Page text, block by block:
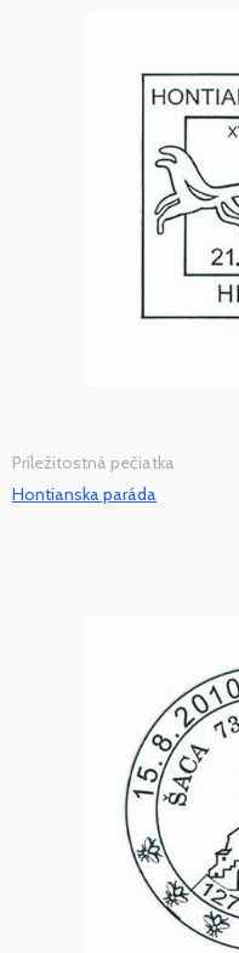
Príležitostná pečiatka
Hontianska paráda